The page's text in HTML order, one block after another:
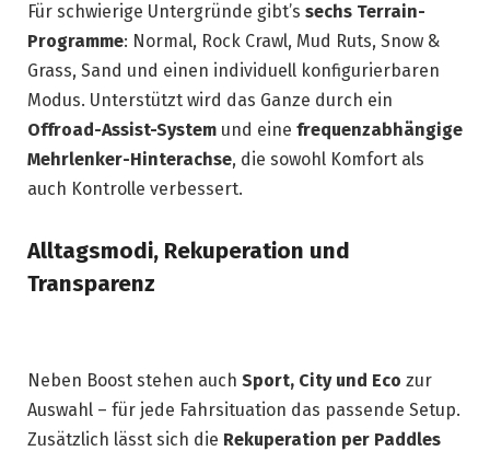
Für schwierige Untergründe gibt’s sechs Terrain-
Programme: Normal, Rock Crawl, Mud Ruts, Snow &
Grass, Sand und einen individuell konfigurierbaren
Modus. Unterstützt wird das Ganze durch ein
Offroad-Assist-System und eine frequenzabhängige
Mehrlenker-Hinterachse, die sowohl Komfort als
auch Kontrolle verbessert.
Alltagsmodi, Rekuperation und
Transparenz
Neben Boost stehen auch Sport, City und Eco zur
Auswahl – für jede Fahrsituation das passende Setup.
Zusätzlich lässt sich die Rekuperation per Paddles